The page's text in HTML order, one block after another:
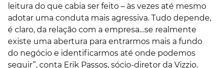
leitura do que cabia ser feito – às vezes até mesmo
adotar uma conduta mais agressiva. Tudo depende,
é claro, da relação com a empresa…se realmente
existe uma abertura para entrarmos mais a fundo
do negócio e identificarmos até onde podemos
seguir”, conta Erik Passos, sócio-diretor da Vizzio.